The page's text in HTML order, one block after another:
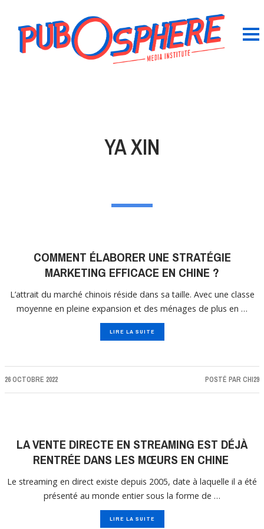
YA XIN
COMMENT ÉLABORER UNE STRATÉGIE
MARKETING EFFICACE EN CHINE ?
L’attrait du marché chinois réside dans sa taille. Avec une classe
moyenne en pleine expansion et des ménages de plus en …
LIRE LA SUITE
26 OCTOBRE 2022 POSTÉ PAR CHI29
LA VENTE DIRECTE EN STREAMING EST DÉJÀ
RENTRÉE DANS LES MŒURS EN CHINE
Le streaming en direct existe depuis 2005, date à laquelle il a été
présenté au monde entier sous la forme de …
LIRE LA SUITE